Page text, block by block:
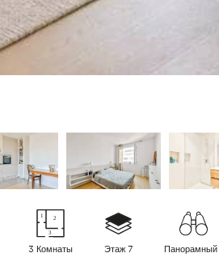
3 Комнаты Этаж 7 Панорамный